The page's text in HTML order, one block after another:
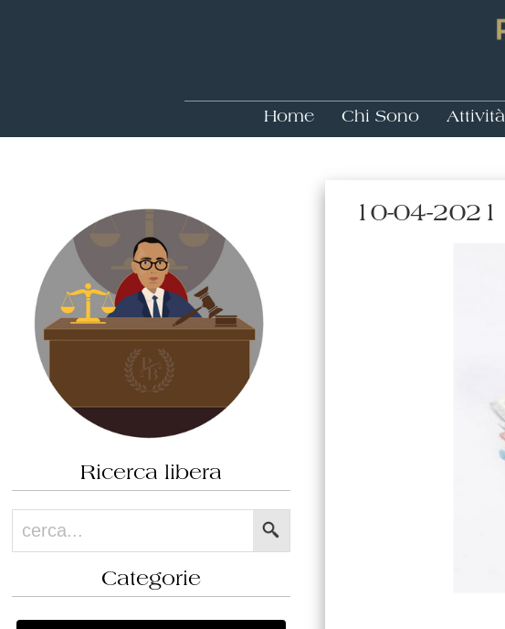
Home Chi Sono Attività
Ricerca libera
Categorie
10-04-2021